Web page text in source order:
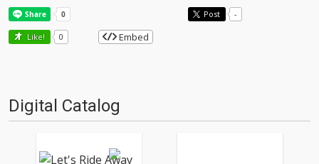
Post -
Like! 0 Embed
Digital Catalog